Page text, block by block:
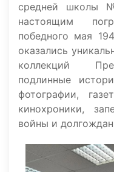
средней
настоящим
победного мая
оказались
коллекций
подлинные
фотографии,
кинохроники,
войны и